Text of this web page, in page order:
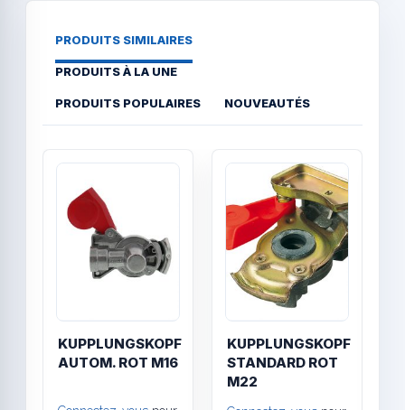
PRODUITS SIMILAIRES
PRODUITS À LA UNE
PRODUITS POPULAIRES NOUVEAUTÉS
KUPPLUNGSKOPF
AUTOM. ROT M16
KUPPLUNGSKOPF
STANDARD ROT
M22